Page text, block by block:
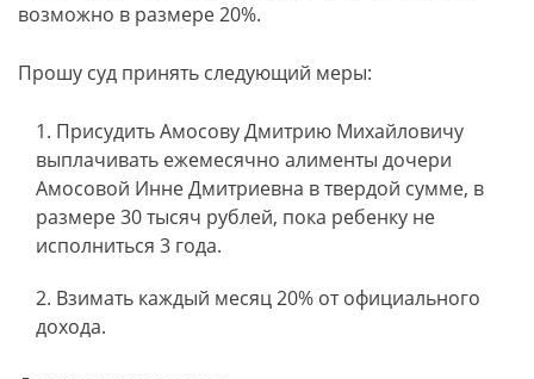
возможно в размере 20%.
Прошу суд принять следующий меры:
Присудить Амосову Дмитрию Михайловичу
выплачивать ежемесячно алименты дочери
Амосовой Инне Дмитриевна в твердой сумме, в
размере 30 тысяч рублей, пока ребенку не
исполниться 3 года.
Взимать каждый месяц 20% от официального
дохода.